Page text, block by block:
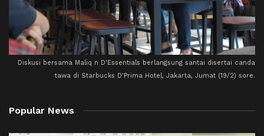
Diskusi bersama Maliq n D'Essentials berlangsung santai disertai canda
tawa di Starbucks D'Prima Hotel, Jakarta, Jumat (19/2) sore.
Popular News